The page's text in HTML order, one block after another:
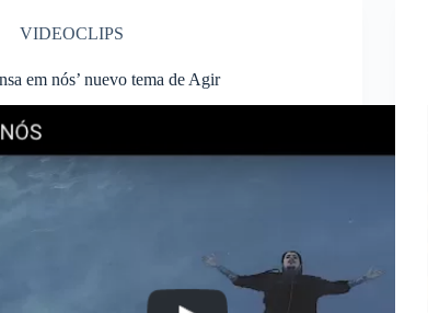
VIDEOCLIPS
em nós’ nuevo tema de Agir